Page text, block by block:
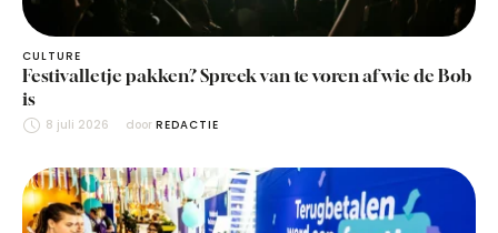
CULTURE
Festivalletje pakken? Spreek van te voren af wie de Bob
is
8 juli 2026 door REDACTIE